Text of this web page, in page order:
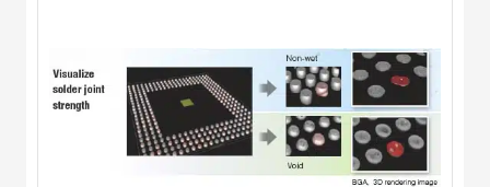
Dự Án Ngành
Điện Tử
Dự Án Ngành
Công An - Quân
Đội
Dự Án Khối Nhà
Máy